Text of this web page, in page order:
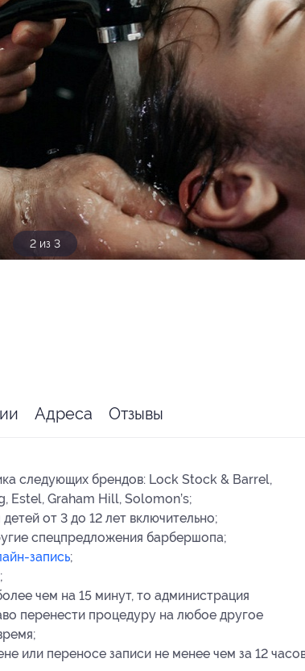
3 из 3
Адреса Отзывы
следующих брендов: Lock Stock & Barrel,
Estel, Graham Hill, Solomon’s;
от 3 до 12 лет включительно;
спецпредложения барбершопа;
запись;
чем на 15 минут, то администрация
перенести процедуру на любое другое
или переносе записи не менее чем за 12